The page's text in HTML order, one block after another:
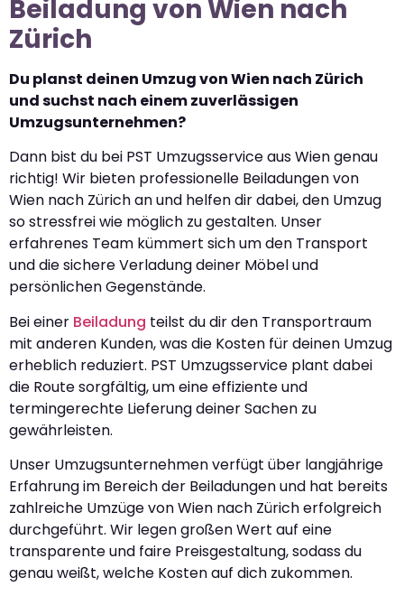
Beiladung von Wien nach
Zürich
Du planst deinen Umzug von Wien nach Zürich
und suchst nach einem zuverlässigen
Umzugsunternehmen?
Dann bist du bei PST Umzugsservice aus Wien genau
richtig! Wir bieten professionelle Beiladungen von
Wien nach Zürich an und helfen dir dabei, den Umzug
so stressfrei wie möglich zu gestalten. Unser
erfahrenes Team kümmert sich um den Transport
und die sichere Verladung deiner Möbel und
persönlichen Gegenstände.
Bei einer Beiladung teilst du dir den Transportraum
mit anderen Kunden, was die Kosten für deinen Umzug
erheblich reduziert. PST Umzugsservice plant dabei
die Route sorgfältig, um eine effiziente und
termingerechte Lieferung deiner Sachen zu
gewährleisten.
Unser Umzugsunternehmen verfügt über langjährige
Erfahrung im Bereich der Beiladungen und hat bereits
zahlreiche Umzüge von Wien nach Zürich erfolgreich
durchgeführt. Wir legen großen Wert auf eine
transparente und faire Preisgestaltung, sodass du
genau weißt, welche Kosten auf dich zukommen.